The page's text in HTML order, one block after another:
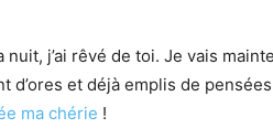
nuit, j’ai rêvé de toi. Je vais
d’ores et déjà emplis de
ma chérie !